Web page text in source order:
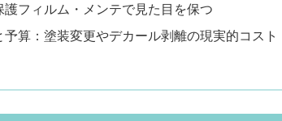
護フィルム・メンテで見た目を保つ
予算：塗装変更やデカール剥離の現実的コスト